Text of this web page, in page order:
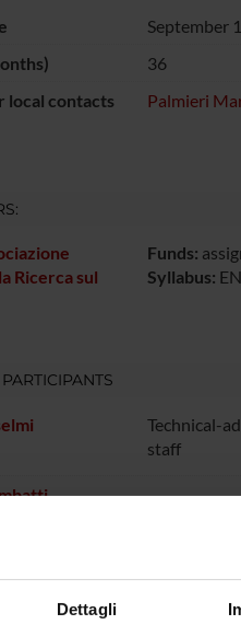
Dettagli
September
36
local contacts
Palmieri
Ricerca sul
Funds:
Syllabus:
Technical-
staff